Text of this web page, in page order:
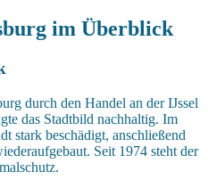
im Überblick
durch den Handel an der IJssel
das Stadtbild nachhaltig. Im
stark beschädigt, anschließend
Seit 1974 steht der